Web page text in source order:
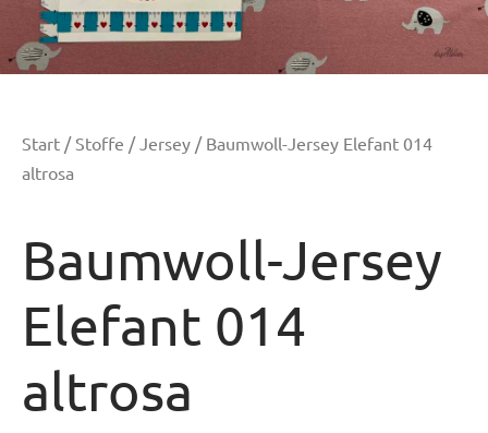
Start / Stoffe / Jersey / Baumwoll-Jersey Elefant 014
altrosa
Baumwoll-Jersey
Elefant 014
altrosa